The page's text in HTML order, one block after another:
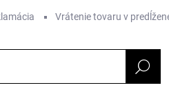
Vrátenie tovaru v